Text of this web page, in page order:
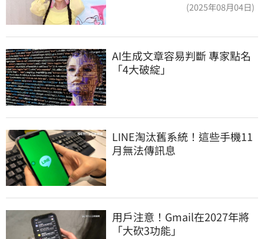
(2025年08月04日)
AI生成文章容易判斷 專家點名
「4大破綻」
LINE淘汰舊系統！這些手機11
月無法傳訊息
用戶注意！Gmail在2027年將
「大砍3功能」